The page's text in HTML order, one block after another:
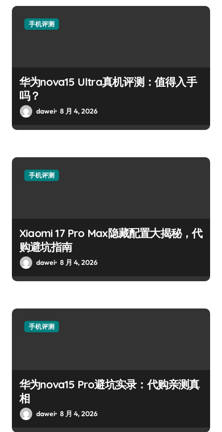
手机评测
华为nova15 Ultra真机评测：值得入手
吗？
dawei 8 月 4, 2026
手机评测
Xiaomi 17 Pro Max隐藏配置大揭秘，代
购避坑指南
dawei 8 月 4, 2026
手机评测
华为nova15 Pro避坑实录：代购亲测真
相
dawei 8 月 4, 2026